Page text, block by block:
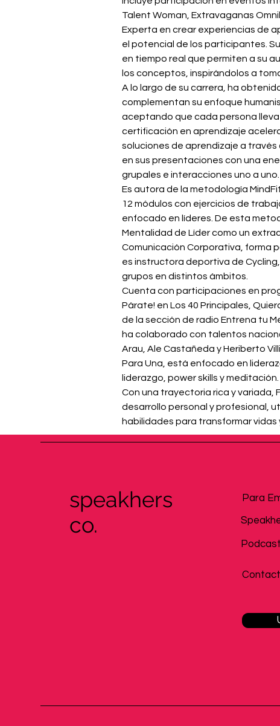
Talent Woman, Extravaganas
Experta en crear experiencias de
el potencial de los participantes.
en tiempo real que permiten a su
los conceptos, inspirándolos a
A lo largo de su carrera, ha
complementan su enfoque
aceptando que cada persona
certificación en aprendizaje
soluciones de aprendizaje a
en sus presentaciones con una
grupales e interacciones uno a uno.
Es autora de la metodología
12 módulos con ejercicios de
enfocado en líderes. De esta
Mentalidad de Líder como un
Comunicación Corporativa, forma
es instructora deportiva de
grupos en distintos ámbitos.
Cuenta con participaciones en
Párate! en Los 40 Principales,
de la sección de radio Entrena tu
ha colaborado con talentos
Arau, Ale Castañeda y Heriberto
Para Una, está enfocado en
liderazgo, power skills y meditación.
Con una trayectoria rica y variada,
desarrollo personal y profesional,
habilidades para transformar vidas
speakhers
co.
Para